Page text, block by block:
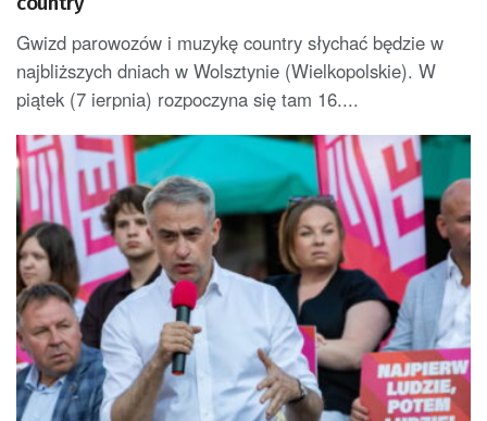
Gwizd parowozów i muzykę country słychać będzie w
najbliższych dniach w Wolsztynie (Wielkopolskie). W
piątek (7 ierpnia) rozpoczyna się tam 16....